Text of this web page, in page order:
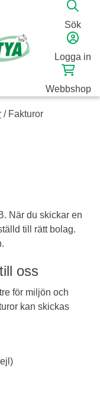
Sök
Logga in
Webbshop
/ Fakturor
När du skickar en
till rätt bolag.
oss
för miljön och
kan skickas